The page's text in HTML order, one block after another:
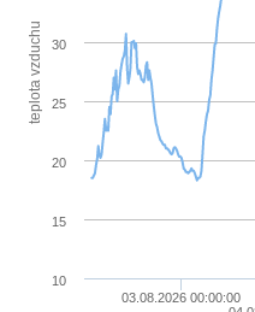
teplota vzduchu
03.08.2026 00:00:00
10
15
20
25
30